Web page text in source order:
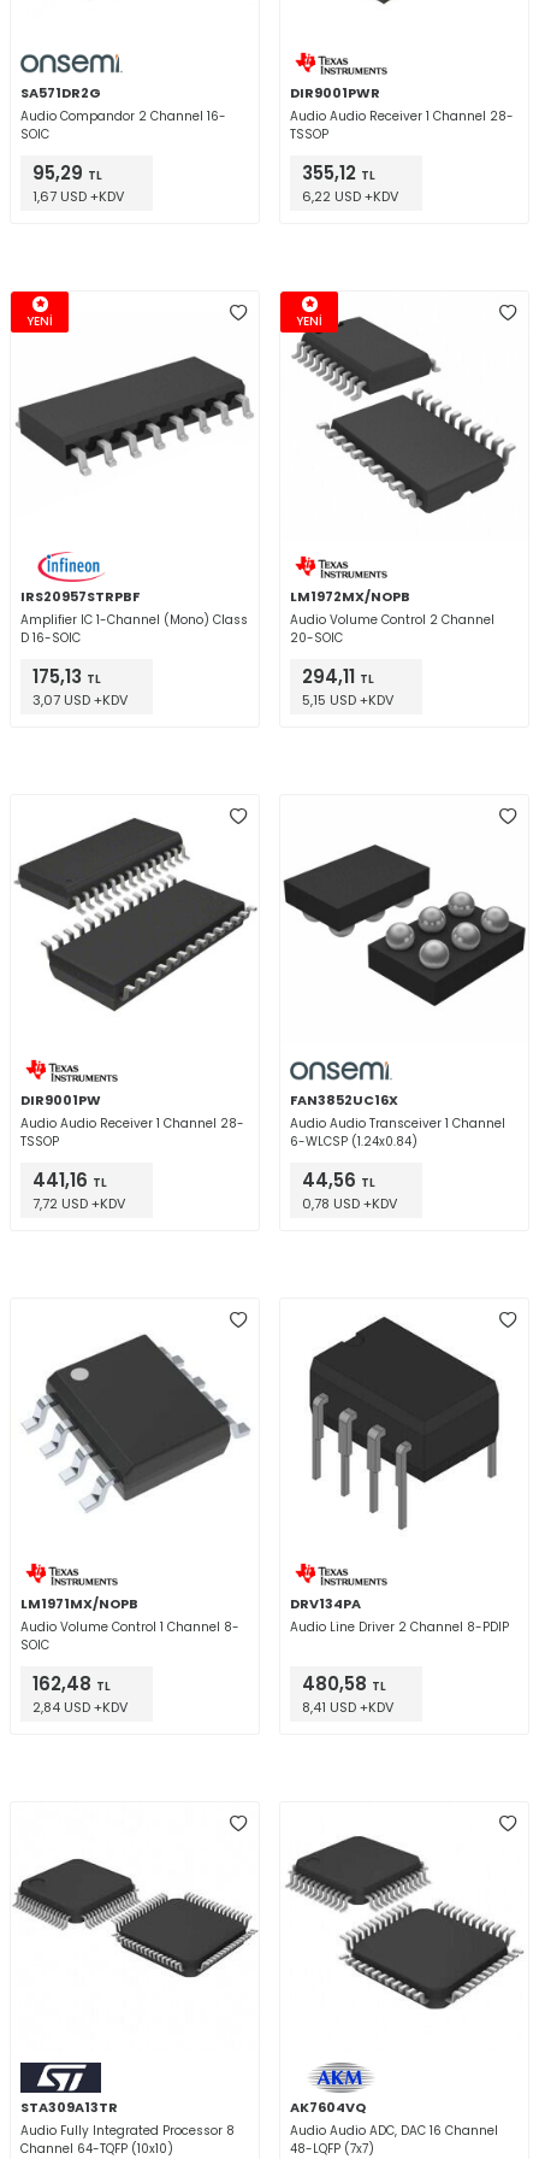
SA571DR2G
Audio Compandor 2 Channel 16-
SOIC
95,29 TL
1,67 USD +KDV
DIR9001PWR
Audio Audio Receiver 1 Channel 28-
TSSOP
355,12 TL
6,22 USD +KDV
YENİ
IRS20957STRPBF
Amplifier IC 1-Channel (Mono) Class
D 16-SOIC
175,13 TL
3,07 USD +KDV
YENİ
LM1972MX/NOPB
Audio Volume Control 2 Channel
20-SOIC
294,11 TL
5,15 USD +KDV
DIR9001PW
Audio Audio Receiver 1 Channel 28-
TSSOP
441,16 TL
7,72 USD +KDV
FAN3852UC16X
Audio Audio Transceiver 1 Channel
6-WLCSP (1.24x0.84)
44,56 TL
0,78 USD +KDV
LM1971MX/NOPB
Audio Volume Control 1 Channel 8-
SOIC
162,48 TL
2,84 USD +KDV
DRV134PA
Audio Line Driver 2 Channel 8-PDIP
480,58 TL
8,41 USD +KDV
STA309A13TR
Audio Fully Integrated Processor 8
Channel 64-TQFP (10x10)
AK7604VQ
Audio Audio ADC, DAC 16 Channel
48-LQFP (7x7)